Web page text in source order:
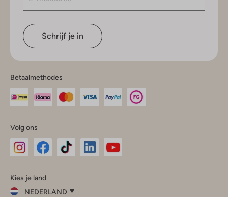
Schrijf je in
Betaalmethodes
Volg ons
InstagramFacebook
Kies je land
NEDERLAND